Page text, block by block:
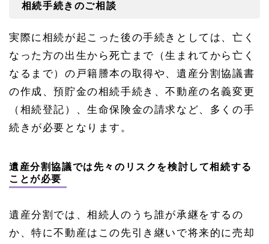
相続手続きのご相談
実際に相続が起こった後の手続きとしては、亡く
なった方の出生から死亡まで（生まれてから亡く
なるまで）の戸籍謄本の取得や、遺産分割協議書
の作成、預貯金の相続手続き、不動産の名義変更
（相続登記）、生命保険金の請求など、多くの手
続きが必要となります。
遺産分割協議では先々のリスクを検討して相続する
ことが必要
遺産分割では、相続人のうち誰が承継をするの
か、特に不動産はこの先引き継いで将来的に売却